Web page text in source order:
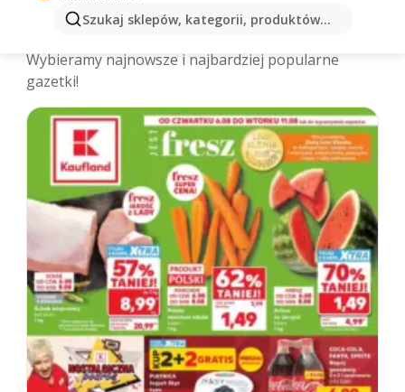
Szukaj sklepów, kategorii, produktów...
Swarzędz - Najnowsze gazetki
Wybieramy najnowsze i najbardziej popularne
gazetki!